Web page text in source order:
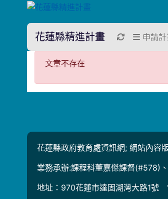
花蓮縣精進計畫 重新取得佈
申請計
文章不存在
文章不存在
花蓮縣政府教育處資訊網; 網站內容
業務承辦:課程科董嘉傑課督(#578)
地址：970花蓮市達固湖灣大路1